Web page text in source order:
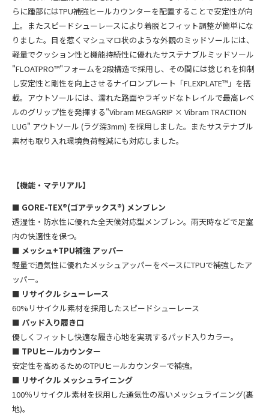
らに踵部にはTPU補強ヒールカウンターを配置することで安定性が向
上。またスピードシューレースにより着脱とフィット調整が簡単にな
りました。目を惹くマシュマロ状のような外観のミッドソールには、
軽量でクッション性と機能持続性に優れたサステナブルミッドソール
"FLOATPRO™"フォームを2段構造で採用し、その間には捻じれを抑制
し安定性と剛性を向上させるナイロンプレート「FLEXPLATE™」を搭
載。アウトソールには、濡れた路面やラギッドなトレイルで最高レベ
ルのグリップ性を発揮する"Vibram MEGAGRIP × Vibram TRACTION
LUG" アウトソール (ラグ深3mm) を採用しました。 またサステナブル
素材も取り入れ環境負荷軽減にも対応しました。
【機能・マテリアル】
■ GORE-TEX®(ゴアテックス®) メンブレン
透湿性・防水性に優れた全天候対応型メンブレン。雨天時などで足室
内の快適性を保つ。
■ メッシュ+TPU補強 アッパー
軽量で通気性に優れたメッシュアッパーをベースにTPUで補強したア
ッパー。
■ リサイクル シューレース
60%リサイクル素材を採用したスピードシューレース
■ パッド入り履き口
優しくフィットし快適な履き心地を実現するパッド入りカラー。
■ TPUヒールカウンター
安定性を高めるためのTPUヒールカウンターで補強。
■ リサイクル メッシュライニング
100％リサイクル素材を採用した通気性の高いメッシュライニング(裏
地)。